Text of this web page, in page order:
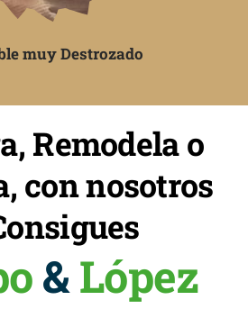
muy Destrozado
Remodela o
con nosotros
&López